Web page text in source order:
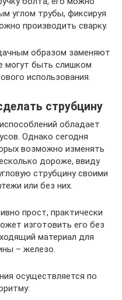
углом трубы, фиксируя
производить сварку.
образом заменяют
могут быть слишком
использования.
струбцину
обладает
Однако сегодня
возможно изменять
дороже, ввиду
струбцину своими
или без них.
прост, практически
изготовить его без
материал для
– железо.
осуществляется по